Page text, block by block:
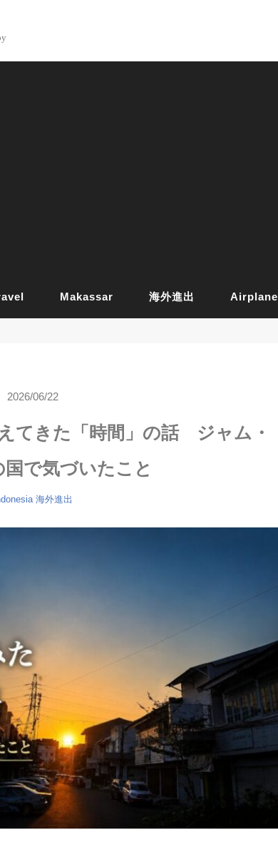
Makassar 海外進出 Airplane
2026/06/22
てきた「時間」の話 ジャム・
で気づいたこと
海外進出